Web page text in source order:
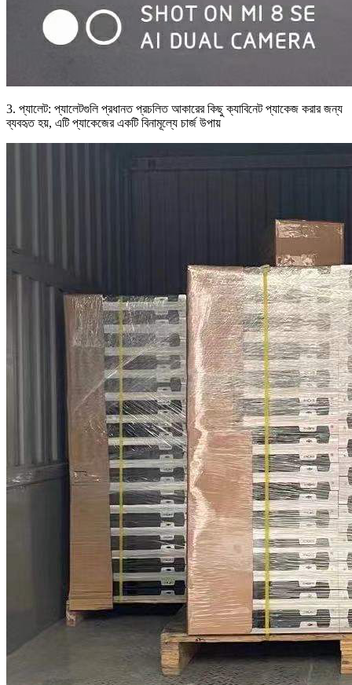
3. প্যালেট: প্যালেটগুলি প্রধানত প্রচলিত আকারের কিছু ক্যাবিনেট প্যাকেজ করার জন্য
ব্যবহৃত হয়, এটি প্যাকেজের একটি বিনামূল্যে চার্জ উপায়